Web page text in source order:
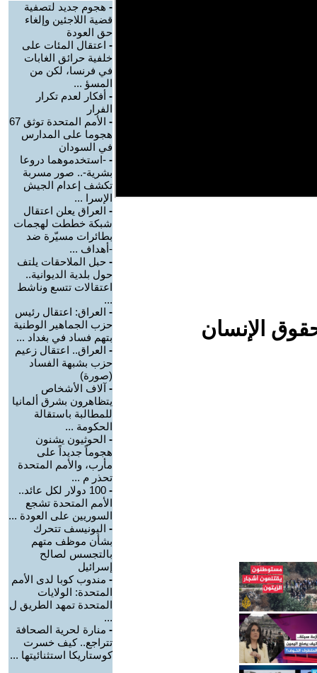
الإنسان
- هجوم جديد لتصفية
قضية اللاجئين وإلغاء
حق العودة
- اعتقال المئات على
خلفية حرائق الغابات
في فرنسا، لكن من
المسؤ ...
- أفكار لعدم تكرار
الفرار
-
الأمم المتحدة توثق 67
هجوما على المدارس
في السودان
- -استخدموهما دروعا
بشرية-.. صور مسربة
تكشف إعدام الجيش
الإسرا ...
- العراق يعلن اعتقال
شبكة خططت لهجمات
بطائرات مسيّرة ضد
-أهداف ...
- حبل الملاحقات يلتف
حول بلدية الديوانية..
اعتقالات تتسع وناشط
...
- العراق: اعتقال رئيس
حزب الجماهير الوطنية
بتهم فساد في بغداد ...
- العراق.. اعتقال زعيم
حزب بشبهة الفساد
(صورة)
- آلاف الأشخاص
يتظاهرون بشرق ألمانيا
للمطالبة باستقالة
الحكومة ...
- الحوثيون يشنون
هجوماً جديداً على
مأرب، والأمم المتحدة
تحذر م ...
-
100 دولار لكل عائد..
الأمم المتحدة تشجع
السوريين على العودة ...
- اليونيسف تتحرك
بشأن موظف متهم
بالتجسس لصالح
إسرائيل
- مندوب كوبا لدى الأمم
المتحدة: الولايات
المتحدة تمهد الطريق ل
...
- منارة لحرية الصحافة
تتراجع.. كيف خسرت
كوستاريكا استثنائيتها ...